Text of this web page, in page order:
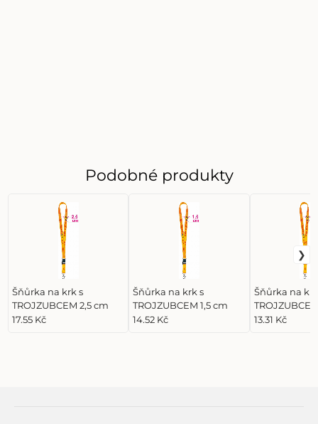
Podobné produkty
Šňůrka na krk s
TROJZUBCEM 2,5 cm
17.55 Kč
Šňůrka na krk s
TROJZUBCEM 1,5 cm
14.52 Kč
Šňůrka na
13.31 Kč